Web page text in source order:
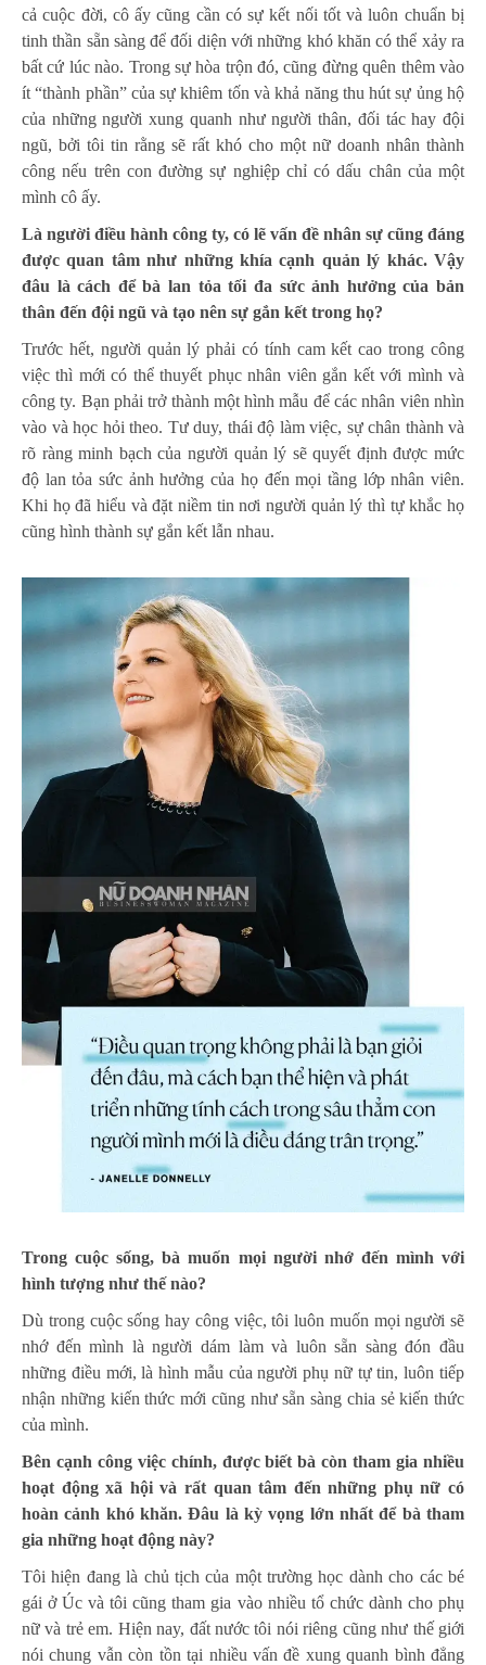
cả cuộc đời, cô ấy cũng cần có sự kết nối tốt và luôn chuẩn bị
tinh thần sẵn sàng để đối diện với những khó khăn có thể xảy ra
bất cứ lúc nào. Trong sự hòa trộn đó, cũng đừng quên thêm vào
ít “thành phần” của sự khiêm tốn và khả năng thu hút sự ủng hộ
của những người xung quanh như người thân, đối tác hay đội
ngũ, bởi tôi tin rằng sẽ rất khó cho một nữ doanh nhân thành
công nếu trên con đường sự nghiệp chỉ có dấu chân của một
mình cô ấy.
Là người điều hành công ty, có lẽ vấn đề nhân sự cũng đáng
được quan tâm như những khía cạnh quản lý khác. Vậy
đâu là cách để bà lan tỏa tối đa sức ảnh hưởng của bản
thân đến đội ngũ và tạo nên sự gắn kết trong họ?
Trước hết, người quản lý phải có tính cam kết cao trong công
việc thì mới có thể thuyết phục nhân viên gắn kết với mình và
công ty. Bạn phải trở thành một hình mẫu để các nhân viên nhìn
vào và học hỏi theo. Tư duy, thái độ làm việc, sự chân thành và
rõ ràng minh bạch của người quản lý sẽ quyết định được mức
độ lan tỏa sức ảnh hưởng của họ đến mọi tầng lớp nhân viên.
Khi họ đã hiểu và đặt niềm tin nơi người quản lý thì tự khắc họ
cũng hình thành sự gắn kết lẫn nhau.
Trong cuộc sống, bà muốn mọi người nhớ đến mình với
hình tượng như thế nào?
Dù trong cuộc sống hay công việc, tôi luôn muốn mọi người sẽ
nhớ đến mình là người dám làm và luôn sẵn sàng đón đầu
những điều mới, là hình mẫu của người phụ nữ tự tin, luôn tiếp
nhận những kiến thức mới cũng như sẵn sàng chia sẻ kiến thức
của mình.
Bên cạnh công việc chính, được biết bà còn tham gia nhiều
hoạt động xã hội và rất quan tâm đến những phụ nữ có
hoàn cảnh khó khăn. Đâu là kỳ vọng lớn nhất để bà tham
gia những hoạt động này?
Tôi hiện đang là chủ tịch của một trường học dành cho các bé
gái ở Úc và tôi cũng tham gia vào nhiều tổ chức dành cho phụ
nữ và trẻ em. Hiện nay, đất nước tôi nói riêng cũng như thế giới
nói chung vẫn còn tồn tại nhiều vấn đề xung quanh bình đẳng